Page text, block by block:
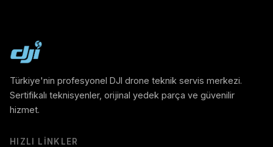
Türkiye'nin profesyonel DJI drone teknik servis merkezi.
Sertifikalı teknisyenler, orijinal yedek parça ve güvenilir
hizmet.
HIZLI LINKLER